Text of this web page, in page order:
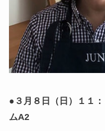
●３月８日（日）１１
ムA2